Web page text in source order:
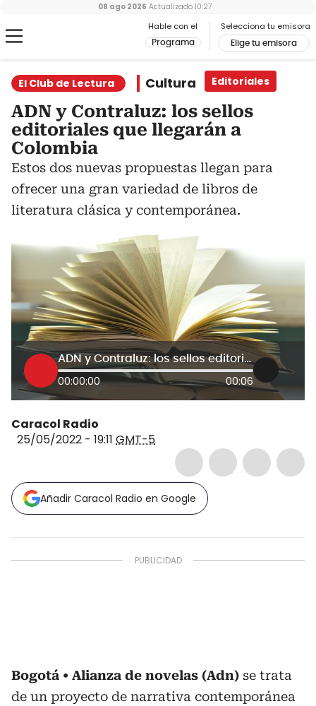
Hable con el
Programa
Selecciona tu emisora
Elige tu emisora
08 ago 2026 Actualizado 10:27
El Club de Lectura Cultura Editoriales
ADN y Contraluz: los sellos
editoriales que llegarán a
Colombia
Estos dos nuevas propuestas llegan para
ofrecer una gran variedad de libros de
literatura clásica y contemporánea.
ADN y Contraluz: los sellos editoriales que llegarán a Colombia.
00:00:00 00:06
Caracol Radio
25/05/2022 - 19:11 GMT-5
Añadir Caracol Radio en Google
Bogotá Alianza de novelas (Adn) se trata
de un proyecto de narrativa contemporánea